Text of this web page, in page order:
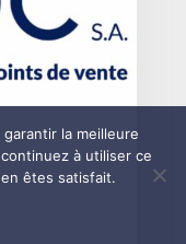
la meilleure
à utiliser ce
êtes satisfait.